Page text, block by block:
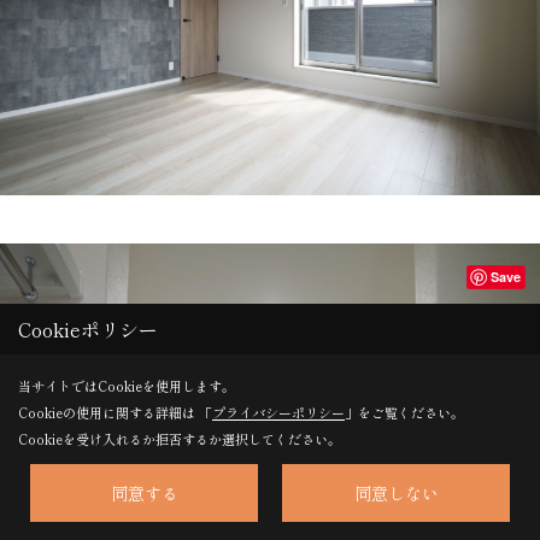
Save
Cookieポリシー
当サイトではCookieを使用します。
Cookieの使用に関する詳細は 「プライバシーポリシー 」をご覧ください。
Cookieを受け入れるか拒否するか選択してください。
同意する 同意しない